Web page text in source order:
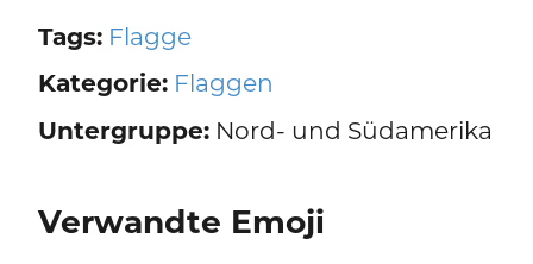
Tags: Flagge
Kategorie: Flaggen
Untergruppe:Nord- und Südamerika
Verwandte Emoji